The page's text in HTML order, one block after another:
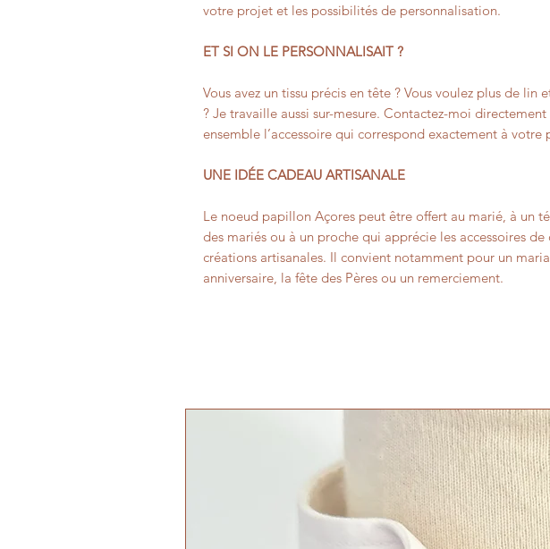
votre projet et les possibilités de personnalisation.
ET SI ON LE PERSONNALISAIT ?
Vous avez un tissu précis en tête ? Vous voulez plus de lin
? Je travaille aussi sur-mesure. Contactez-moi
ensemble l’accessoire qui correspond exactement à votre
UNE IDÉE CADEAU ARTISANALE
Le noeud papillon Açores peut être offert au marié, à un
des mariés ou à un proche qui apprécie les accessoires de
créations artisanales. Il convient notamment pour un
anniversaire, la fête des Pères ou un remerciement.